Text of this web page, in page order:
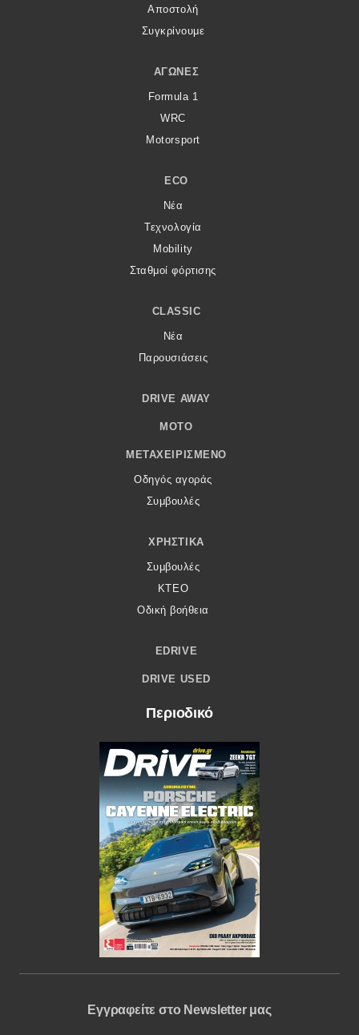
Αποστολή
Συγκρίνουμε
ΑΓΏΝΕΣ
Formula 1
WRC
Motorsport
ECO
Νέα
Τεχνολογία
Mobility
Σταθμοί φόρτισης
CLASSIC
Νέα
Παρουσιάσεις
DRIVE AWAY
MOTO
ΜΕΤΑΧΕΙΡΙΣΜΈΝΟ
Οδηγός αγοράς
Συμβουλές
ΧΡΗΣΤΙΚΆ
Συμβουλές
ΚΤΕΟ
Οδική βοήθεια
EDRIVE
DRIVE USED
Περιοδικό
Εγγραφείτε στο Newsletter μας